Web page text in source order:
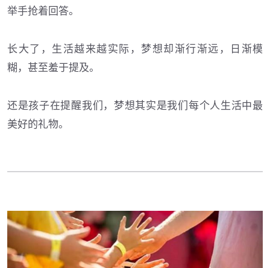
举手抢着回答。
长大了，生活越来越实际，梦想却渐行渐远，日渐模
糊，甚至羞于提及。
还是孩子在提醒我们，梦想其实是我们每个人生活中最
美好的礼物。